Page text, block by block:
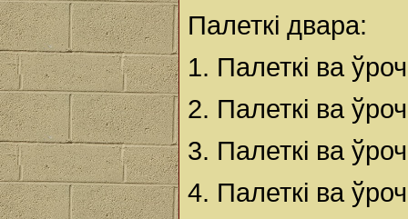
Палеткі двара:
1. Палеткі ва
2. Палеткі ва
3. Палеткі ва
4. Палеткі ва